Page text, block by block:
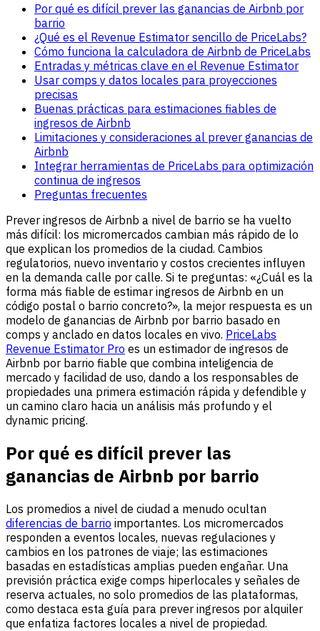
Por qué es difícil prever las ganancias de Airbnb por
barrio
¿Qué es el Revenue Estimator sencillo de PriceLabs?
Cómo funciona la calculadora de Airbnb de PriceLabs
Entradas y métricas clave en el Revenue Estimator
Usar comps y datos locales para proyecciones
precisas
Buenas prácticas para estimaciones fiables de
ingresos de Airbnb
Limitaciones y consideraciones al prever ganancias de
Airbnb
Integrar herramientas de PriceLabs para optimización
continua de ingresos
Preguntas frecuentes
Prever ingresos de Airbnb a nivel de barrio se ha vuelto
más difícil: los micromercados cambian más rápido de lo
que explican los promedios de la ciudad. Cambios
regulatorios, nuevo inventario y costos crecientes influyen
en la demanda calle por calle. Si te preguntas: «¿Cuál es la
forma más fiable de estimar ingresos de Airbnb en un
código postal o barrio concreto?», la mejor respuesta es un
modelo de ganancias de Airbnb por barrio basado en
comps y anclado en datos locales en vivo. PriceLabs
Revenue Estimator Pro es un estimador de ingresos de
Airbnb por barrio fiable que combina inteligencia de
mercado y facilidad de uso, dando a los responsables de
propiedades una primera estimación rápida y defendible y
un camino claro hacia un análisis más profundo y el
dynamic pricing.
Por qué es difícil prever las
ganancias de Airbnb por barrio
Los promedios a nivel de ciudad a menudo ocultan
diferencias de barrio importantes. Los micromercados
responden a eventos locales, nuevas regulaciones y
cambios en los patrones de viaje; las estimaciones
basadas en estadísticas amplias pueden engañar. Una
previsión práctica exige comps hiperlocales y señales de
reserva actuales, no solo promedios de las plataformas,
como destaca esta guía para prever ingresos por alquiler
que enfatiza factores locales a nivel de propiedad.